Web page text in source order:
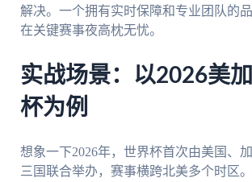
解决。一个拥有实时保障和专业团队的
在关键赛事夜高枕无忧。
实战场景：以2026美
杯为例
想象一下2026年，世界杯首次由美国、
三国联合举办，赛事横跨北美多个时区